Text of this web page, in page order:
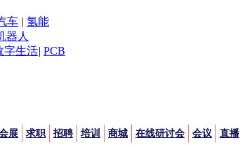
车 | 氢能
器人
字生活| PCB
展 求职 招聘 培训 商城 在线研讨会 会议 直播